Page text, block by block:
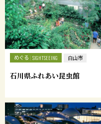
めぐる SIGHTSEEING 白山市
石川県ふれあい昆虫館